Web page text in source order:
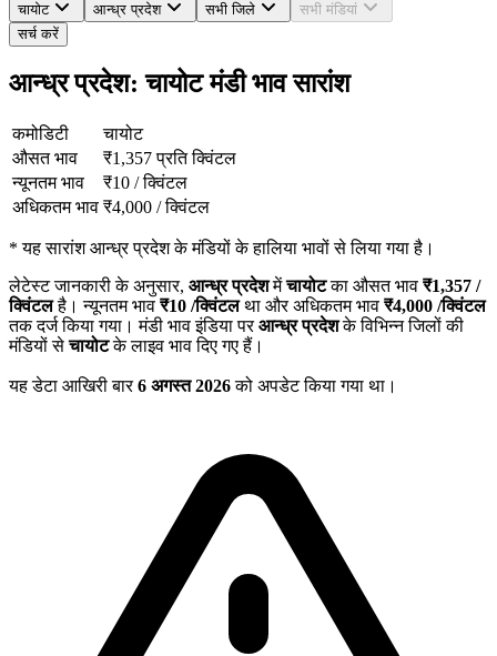
चायोट आन्ध्र प्रदेश सभी जिले
सभी मंडियां
सर्च करें
आन्ध्र प्रदेश: चायोट मंडी भाव सारांश
कमोडिटी
चायोट
औसत भाव
₹1,357 प्रति क्विंटल
न्यूनतम भाव
₹10 /क्विंटल
अधिकतम भाव ₹4,000 /क्विंटल
*यह सारांश आन्ध्र प्रदेश के मंडियों के हालिया भावों से लिया गया है।
लेटेस्ट जानकारी के अनुसार, आन्ध्र प्रदेशमेंचायोटका औसत भाव ₹1,357 /
क्विंटलहै। न्यूनतम भाव ₹10 /क्विंटलथा और अधिकतम भाव ₹4,000 /क्विंटल
तक दर्ज किया गया। मंडी भाव इंडिया परआन्ध्र प्रदेशके विभिन्न जिलों की
मंडियों सेचायोटके लाइव भाव दिए गए हैं।
यह डेटा आखिरी बार6 अगस्त 2026को अपडेट किया गया था।